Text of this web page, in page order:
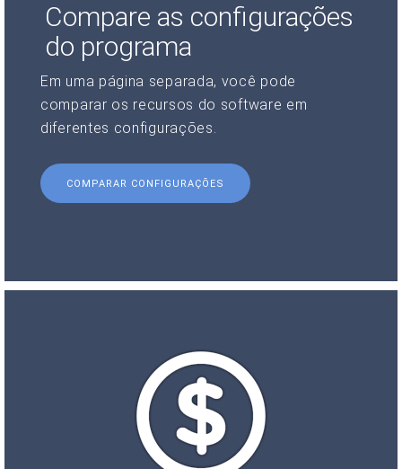
Compare as configurações
do programa
Em uma página separada, você pode
comparar os recursos do software em
diferentes configurações.
COMPARAR CONFIGURAÇÕES